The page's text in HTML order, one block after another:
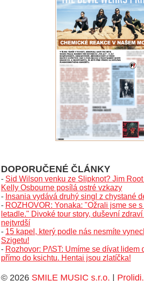
DOPORUČENÉ ČLÁNKY
- Sid Wilson venku ze Slipknot? Jim
Kelly Osbourne posílá ostré vzkazy
- Insania vydává druhý singl z chystané
- ROZHOVOR: Yonaka: "Ožrali jsme se
letadle." Divoké tour story, duševní
nejtvrdší
- 15 kapel, který podle nás nesmíte
Szigetu!
- Rozhovor: P/\ST: Umíme se dívat lidem
přímo do ksichtu. Hentai jsou zlatíčka!
© 2026 SMILE MUSIC s.r.o.